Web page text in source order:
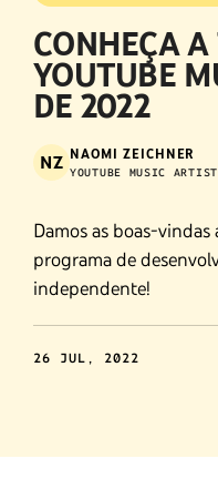
CONHEÇA
YOUTUBE
DE 2022
NZ NAOMI ZEICHNER
YOUTUBE MUSIC
Damos as boas-
programa de
independente!
26 JUL, 2022